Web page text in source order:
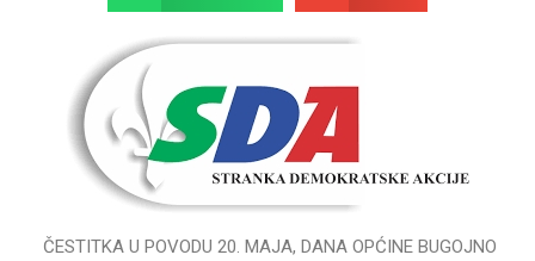
ČESTITKA U POVODU 20. MAJA, DANA OPĆINE BUGOJNO